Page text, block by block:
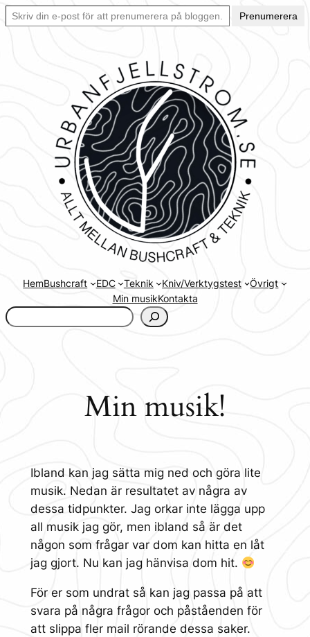
Hoppa
Skriv din e-post för att prenumerera på bloggen… Ett enkelt sätt att hålla sig uppdaterad automatiskt.
Prenumerera
HemBushcraft EDC Teknik Kniv/Verktygstest
Övrigt
Min musikKontakta
www.urbanfjellstrom.se/jamforelselistan/
Min musik!
Ibland kan jag sätta mig ned och göra lite
musik. Nedan är resultatet av några av
dessa tidpunkter. Jag orkar inte lägga upp
all musik jag gör, men ibland så är det
någon som frågar var dom kan hitta en låt
jag gjort. Nu kan jag hänvisa dom hit.
För er som undrat så kan jag passa på att
svara på några frågor och påståenden för
att slippa fler mail rörande dessa saker.